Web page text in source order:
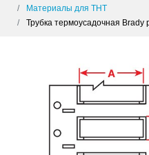
Материалы для THT
Трубка термоусадочная